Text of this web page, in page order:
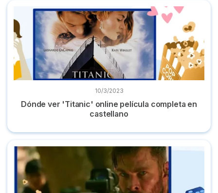
Dónde ver 'Titanic' online película completa en castellano
10/3/2023
Dónde ver 'Titanic' online película completa en
castellano
Las mejores películas de acción y dónde verlas online 2022